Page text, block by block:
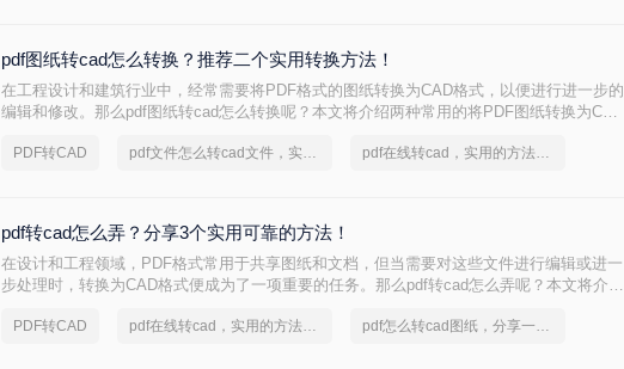
pdf图纸转cad怎么转换？推荐二个实用转换方法！
在工程设计和建筑行业中，经常需要将PDF格式的图纸转换为CAD格式，以便进行进一步的
编辑和修改。那么pdf图纸转cad怎么转换呢？本文将介绍两种常用的将PDF图纸转换为CAD
PDF转CAD pdf文件怎么转cad文件，实用方法不要错过 pdf在线转cad，实用的方法来了
pdf转cad怎么弄？分享3个实用可靠的方法！
在设计和工程领域，PDF格式常用于共享图纸和文档，但当需要对这些文件进行编辑或进一
步处理时，转换为CAD格式便成为了一项重要的任务。那么pdf转cad怎么弄呢？本文将介绍
PDF转CAD pdf在线转cad，实用的方法来了 pdf怎么转cad图纸，分享一种简单的方法